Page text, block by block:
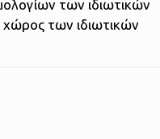
των ιδιωτικών
χώρος των ιδιωτικών